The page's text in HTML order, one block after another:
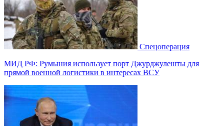
Спецоперация
МИД РФ: Румыния использует порт Джурджулешты для
прямой военной логистики в интересах ВСУ